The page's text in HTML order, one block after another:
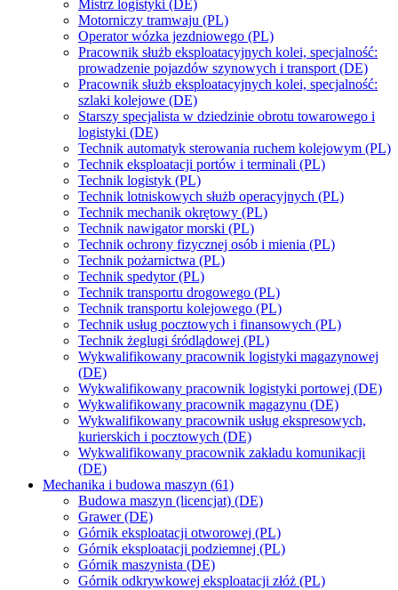
Mistrz logistyki (DE)
Motorniczy tramwaju (PL)
Operator wózka jezdniowego (PL)
Pracownik służb eksploatacyjnych kolei, specjalność:
prowadzenie pojazdów szynowych i transport (DE)
Pracownik służb eksploatacyjnych kolei, specjalność:
szlaki kolejowe (DE)
Starszy specjalista w dziedzinie obrotu towarowego i
logistyki (DE)
Technik automatyk sterowania ruchem kolejowym (PL)
Technik eksploatacji portów i terminali (PL)
Technik logistyk (PL)
Technik lotniskowych służb operacyjnych (PL)
Technik mechanik okrętowy (PL)
Technik nawigator morski (PL)
Technik ochrony fizycznej osób i mienia (PL)
Technik pożarnictwa (PL)
Technik spedytor (PL)
Technik transportu drogowego (PL)
Technik transportu kolejowego (PL)
Technik usług pocztowych i finansowych (PL)
Technik żeglugi śródlądowej (PL)
Wykwalifikowany pracownik logistyki magazynowej
(DE)
Wykwalifikowany pracownik logistyki portowej (DE)
Wykwalifikowany pracownik magazynu (DE)
Wykwalifikowany pracownik usług ekspresowych,
kurierskich i pocztowych (DE)
Wykwalifikowany pracownik zakładu komunikacji
(DE)
Mechanika i budowa maszyn (61)
Budowa maszyn (licencjat) (DE)
Grawer (DE)
Górnik eksploatacji otworowej (PL)
Górnik eksploatacji podziemnej (PL)
Górnik maszynista (DE)
Górnik odkrywkowej eksploatacji złóż (PL)